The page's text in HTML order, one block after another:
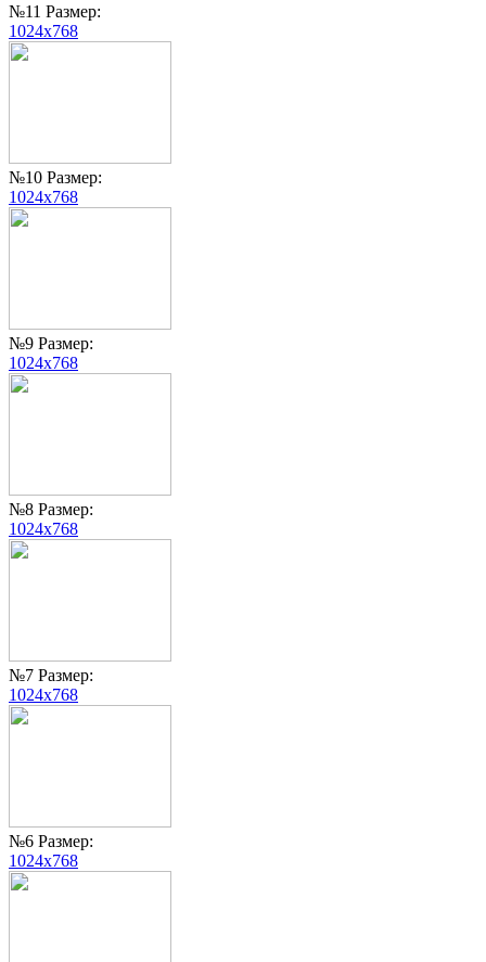
№11 Размер:
1024x768
№10 Размер:
1024x768
№9 Размер:
1024x768
№8 Размер:
1024x768
№7 Размер:
1024x768
№6 Размер:
1024x768